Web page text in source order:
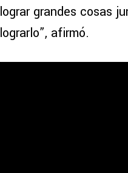
lograr grandes cosas
lograrlo”, afirmó.